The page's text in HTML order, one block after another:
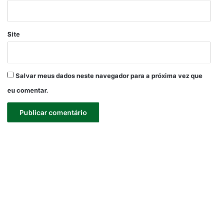
Site
Salvar meus dados neste navegador para a próxima vez que
eu comentar.